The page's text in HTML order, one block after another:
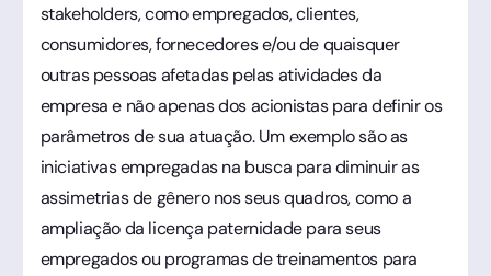
stakeholders, como empregados, clientes,
consumidores, fornecedores e/ou de quaisquer
outras pessoas afetadas pelas atividades da
empresa e não apenas dos acionistas para definir os
parâmetros de sua atuação. Um exemplo são as
iniciativas empregadas na busca para diminuir as
assimetrias de gênero nos seus quadros, como a
ampliação da licença paternidade para seus
empregados ou programas de treinamentos para